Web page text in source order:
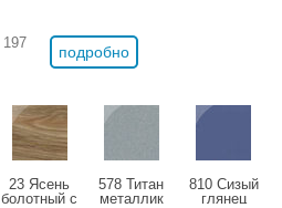
197
подробно
23 Ясень
болотный с
578 Титан
металлик
810 Сизый
глянец